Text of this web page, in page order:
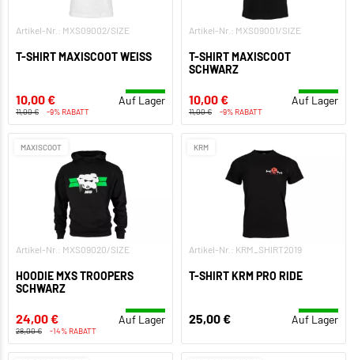
Artikel-Nr.: MXS09002/SIZE
T-SHIRT MAXISCOOT WEISS
10,00 € Auf Lager
11,00 € -9% RABATT
Artikel-Nr.: MXS09001/SIZE
T-SHIRT MAXISCOOT
SCHWARZ
10,00 € Auf Lager
11,00 € -9% RABATT
MAXISCOOT
Artikel-Nr.: MXS09020/SIZE
HOODIE MXS TROOPERS
SCHWARZ
24,00 € Auf Lager
28,00 € -14% RABATT
KRM
Artikel-Nr.: KRM_SHIRT2019
T-SHIRT KRM PRO RIDE
25,00 € Auf Lager